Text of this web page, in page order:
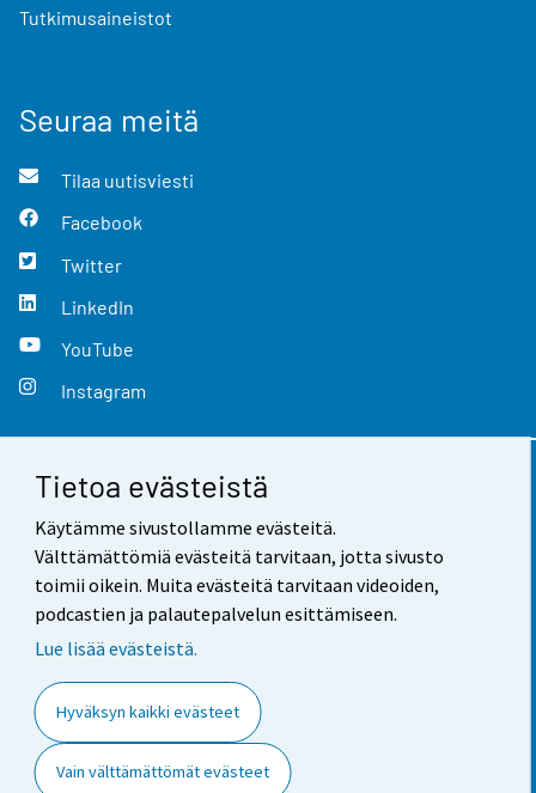
Tietoa evästeistä
Käytämme sivustollamme evästeitä.
Välttämättömiä evästeitä tarvitaan, jotta sivusto
toimii oikein. Muita evästeitä tarvitaan videoiden,
podcastien ja palautepalvelun esittämiseen.
Lue lisää evästeistä.
Hyväksyn kaikki evästeet
Vain välttämättömät evästeet
Tutkimusaineistot
Seuraa meitä
Tilaa uutisviesti
Facebook
Twitter
LinkedIn
YouTube
Instagram
Yhteystiedot
Palaute
Käyttöehdot
Saavutettavuus
Tietoa sivustosta
Evästeasetukset